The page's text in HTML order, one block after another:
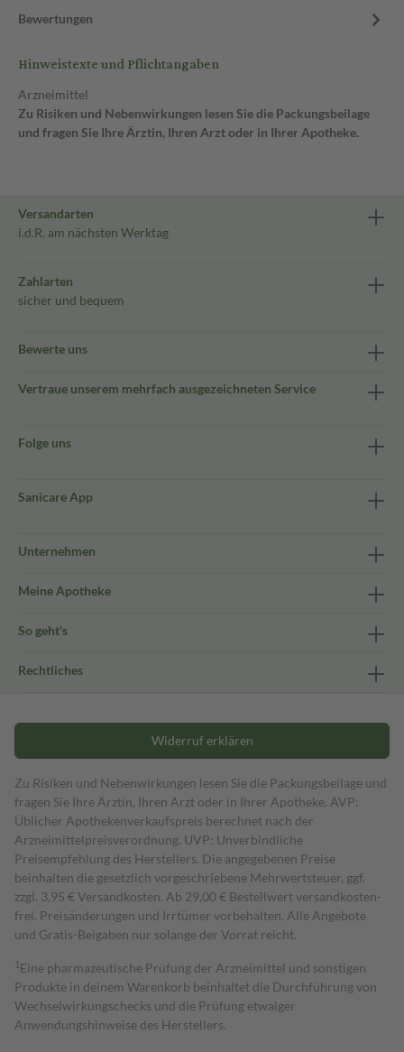
Bewertungen
Hinweistexte und Pflichtangaben
Arzneimittel
Zu Risiken und Nebenwirkungen lesen Sie die Packungsbeilage
und fragen Sie Ihre Ärztin, Ihren Arzt oder in Ihrer Apotheke.
Versandarten
i.d.R. am nächsten Werktag
Zahlarten
sicher und bequem
Bewerte uns
Vertraue unserem mehrfach ausgezeichneten Service
Folge uns
Sanicare App
Unternehmen
Meine Apotheke
So geht's
Rechtliches
Widerruf erklären
Zu Risiken und Nebenwirkungen lesen Sie die Packungsbeilage und
fragen Sie Ihre Ärztin, Ihren Arzt oder in Ihrer Apotheke. AVP:
Üblicher Apothekenverkaufspreis berechnet nach der
Arzneimittelpreisverordnung. UVP: Unverbindliche
Preisempfehlung des Herstellers. Die angegebenen Preise
beinhalten die gesetzlich vorgeschriebene Mehrwertsteuer, ggf.
zzgl. 3,95 € Versandkosten. Ab 29,00 € Bestell­wert versand­kosten­
frei. Preisänderungen und Irrtümer vorbehalten. Alle Angebote
und Gratis-Beigaben nur solange der Vorrat reicht.
1 Eine pharmazeutische Prüfung der Arzneimittel und sonstigen
Produkte in deinem Warenkorb beinhaltet die Durchführung von
Wechselwirkungschecks und die Prüfung etwaiger
Anwendungshinweise des Herstellers.